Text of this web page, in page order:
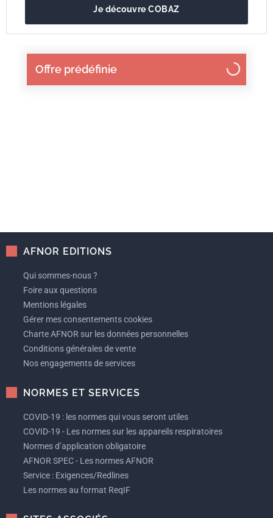
Offre prédéfinie
Je découvre COBAZ
AFNOR EDITIONS
Qui sommes-nous ?
Foire aux questions
Mentions légales
Gérer mes consentements cookies
Charte AFNOR sur les données personnelles
Conditions générales de vente
Nos engagements de services
NORMES ET SERVICES
COVID-19 : les normes qui vous seront utiles
COVID-19 - Les normes sur les appareils respiratoires
Normes d’application obligatoire
AFNOR SPEC - Les normes AFNOR
Service : Exigences/Redlines
Les normes au format ReqIF